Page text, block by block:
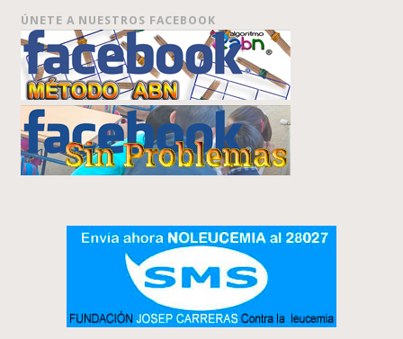
ÚNETE A NUESTROS FACEBOOK